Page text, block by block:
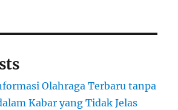
Olahraga Terbaru tanpa
Kabar yang Tidak Jelas